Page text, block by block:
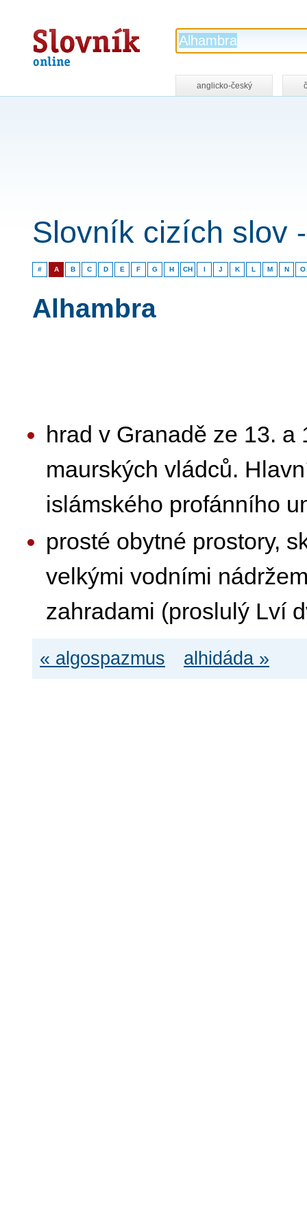
Slovník
online
anglicko-český
Slovník cizích slov
# A B C D E F G H CH I J K L M N O
Alhambra
hrad v Granadě ze 13. a
maurských vládců.
islámského profánního
prosté obytné prostory,
velkými vodními
zahradami (proslulý Lví
« algospazmus alhidáda »